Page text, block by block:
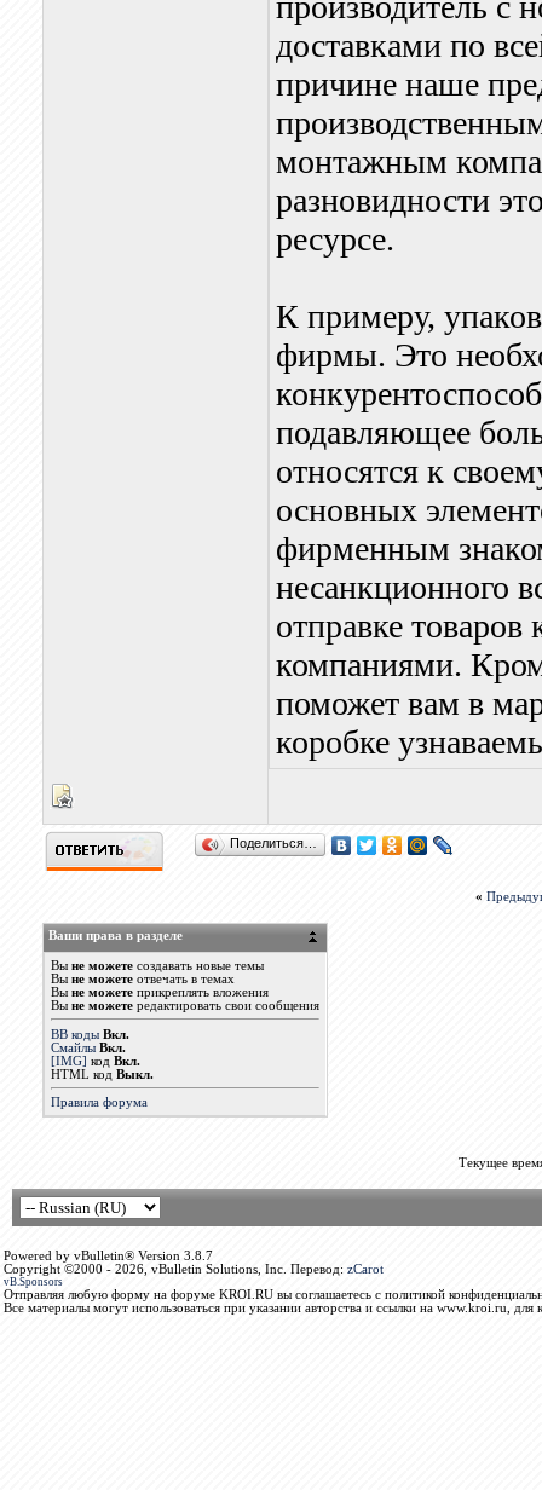
доставками по
причине наше
монтажным
разновидности
ресурсе.
К примеру,
фирмы. Это
подавляющее
относятся к
основных
фирменным
несанкционного
отправке
компаниями.
поможет вам в
коробке
Поделиться…
«
Ваши права в разделе
Вы не можетесоздавать новые темы
Вы не можетеотвечать в темах
Вы не можетеприкреплять вложения
Вы не можетередактировать свои сообщения
BB коды Вкл.
Смайлы Вкл.
[IMG] код Вкл.
HTML код Выкл.
Правила форума
Текущее
Powered by vBulletin® Version 3.8.7
Copyright ©2000 - 2026, vBulletin Solutions, Inc. Перевод: zCarot
vB.Sponsors
Отправляя любую форму на форуме KROI.RU вы соглашаетесь с политикой
Все материалы могут использоваться при указании авторства и ссылки на www.kroi.ru, для